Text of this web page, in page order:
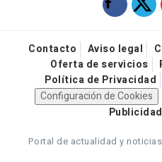
Contacto Aviso legal
Oferta de servicios
Política de Privacidad
Configuración de Cookies
Portal de actualidad y